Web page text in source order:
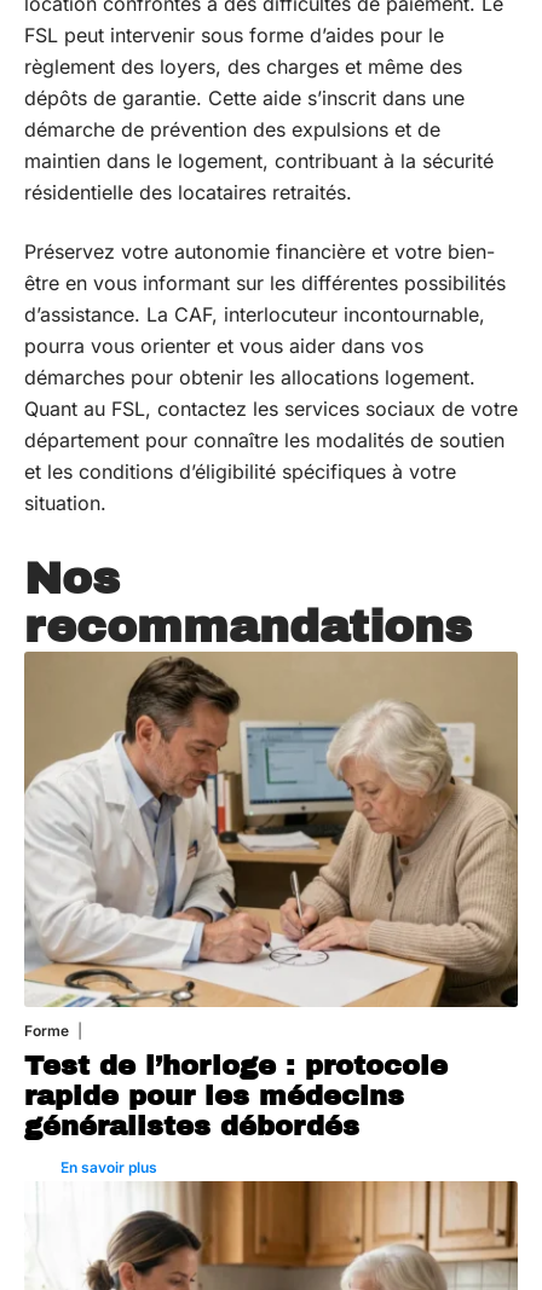
FSL peut intervenir sous forme d’aides pour le
règlement des loyers, des charges et même des
dépôts de garantie. Cette aide s’inscrit dans une
démarche de prévention des expulsions et de
maintien dans le logement, contribuant à la sécurité
résidentielle des locataires retraités.
Préservez votre autonomie financière et votre bien-
être en vous informant sur les différentes possibilités
d’assistance. La CAF, interlocuteur incontournable,
pourra vous orienter et vous aider dans vos
démarches pour obtenir les allocations logement.
Quant au FSL, contactez les services sociaux de votre
département pour connaître les modalités de soutien
et les conditions d’éligibilité spécifiques à votre
situation.
Nos
recommandations
Forme
Test de l’horloge : protocole
rapide pour les médecins
généralistes débordés
En savoir plus